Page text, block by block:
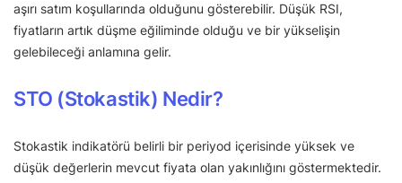
aşırı satım koşullarında olduğunu gösterebilir. Düşük RSI,
fiyatların artık düşme eğiliminde olduğu ve bir yükselişin
gelebileceği anlamına gelir.
STO (Stokastik) Nedir?
Stokastik indikatörü belirli bir periyod içerisinde yüksek ve
düşük değerlerin mevcut fiyata olan yakınlığını göstermektedir.